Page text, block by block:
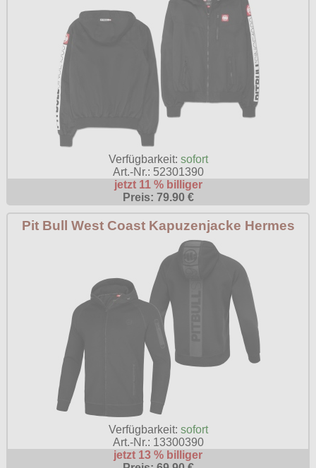
Verfügbarkeit: sofort
Art.-Nr.: 52301390
jetzt 11 % billiger
Preis: 79.90 €
Pit Bull West Coast Kapuzenjacke Hermes
Verfügbarkeit: sofort
Art.-Nr.: 13300390
jetzt 13 % billiger